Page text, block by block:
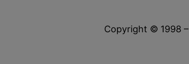
Copyright © 1998 –